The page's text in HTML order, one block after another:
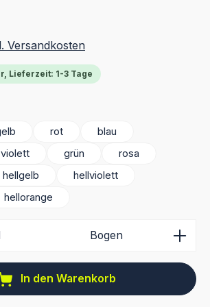
Versandkosten
Lieferzeit: 1-3 Tage
rot
blau
violett grün
rosa
hellgelb
hellviolett
hellorange
Gib den gewünschten Wert ein
Bogen
In den Warenkorb